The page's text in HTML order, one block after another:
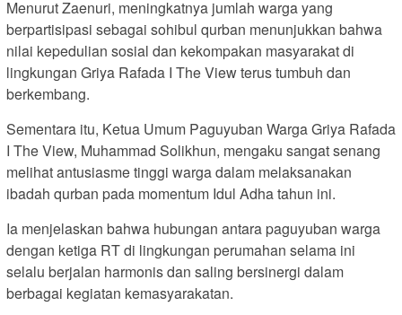
Menurut Zaenuri, meningkatnya jumlah warga yang
berpartisipasi sebagai sohibul qurban menunjukkan bahwa
nilai kepedulian sosial dan kekompakan masyarakat di
lingkungan Griya Rafada I The View terus tumbuh dan
berkembang.
Sementara itu, Ketua Umum Paguyuban Warga Griya Rafada
I The View, Muhammad Solikhun, mengaku sangat senang
melihat antusiasme tinggi warga dalam melaksanakan
ibadah qurban pada momentum Idul Adha tahun ini.
Ia menjelaskan bahwa hubungan antara paguyuban warga
dengan ketiga RT di lingkungan perumahan selama ini
selalu berjalan harmonis dan saling bersinergi dalam
berbagai kegiatan kemasyarakatan.